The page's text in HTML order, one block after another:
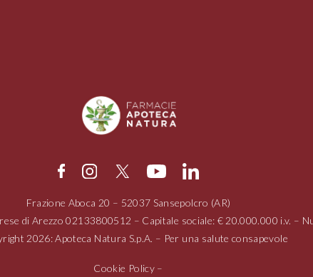
Frazione Aboca 20 – 52037 Sansepolcro (AR)
di Arezzo02133800512 – Capitale sociale: € 20.000.000 i.v. –
2026: Apoteca Natura S.p.A. – Per una salute consapevole
Cookie Policy–